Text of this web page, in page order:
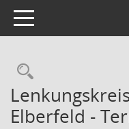
Toggle navigation
Elberfeld -